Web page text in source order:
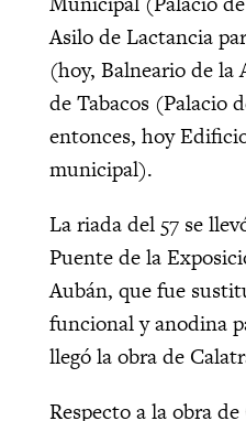
Asilo de Lactancia
(hoy, Balneario de la
de Tabacos (Palacio
entonces, hoy
municipal).
La riada del 57 se
Puente de la
Aubán, que fue
funcional y anodina
llegó la obra de
Respecto a la obra